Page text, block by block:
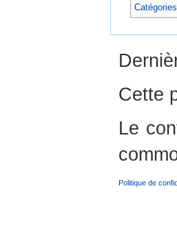
Catégories
Cette
Le
Politique de